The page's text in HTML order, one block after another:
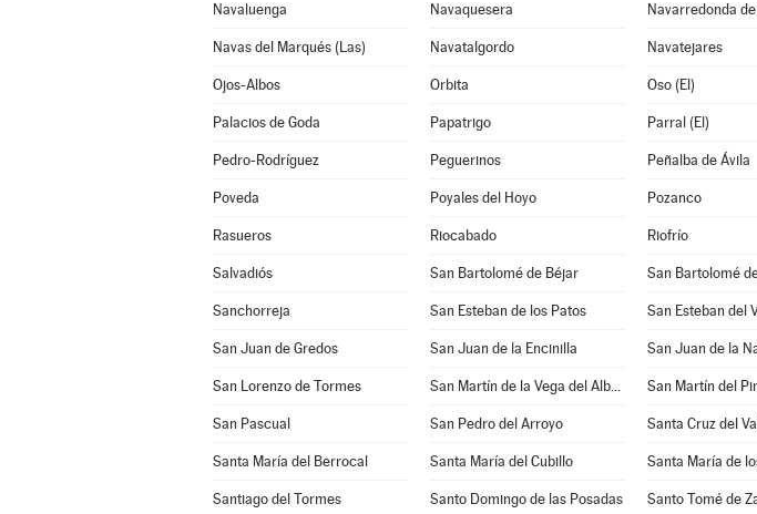
Navaluenga Navaquesera Navarredonda
Navas del Marqués (Las) Navatalgordo Navatejares
Ojos-Albos Orbita Oso (El)
Palacios de Goda Papatrigo Parral (El)
Pedro-Rodríguez Peguerinos Peñalba de Ávila
Poveda Poyales del Hoyo Pozanco
Rasueros Riocabado Riofrío
Salvadiós San Bartolomé de Béjar San Bartolomé
Sanchorreja San Esteban de los Patos San Esteban del
San Juan de Gredos San Juan de la Encinilla San Juan de la
San Lorenzo de Tormes San Martín de la Vega del Alberche San Martín del
San Pascual San Pedro del Arroyo Santa Cruz del
Santa María del Berrocal Santa María del Cubillo Santa María de
Santiago del Tormes Santo Domingo de las Posadas Santo Tomé de